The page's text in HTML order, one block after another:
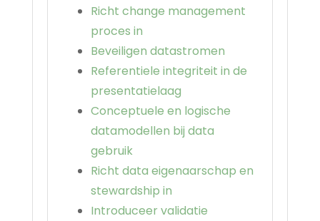
Richt change management
proces in
Beveiligen datastromen
Referentiele integriteit in de
presentatielaag
Conceptuele en logische
datamodellen bij data
gebruik
Richt data eigenaarschap en
stewardship in
Introduceer validatie